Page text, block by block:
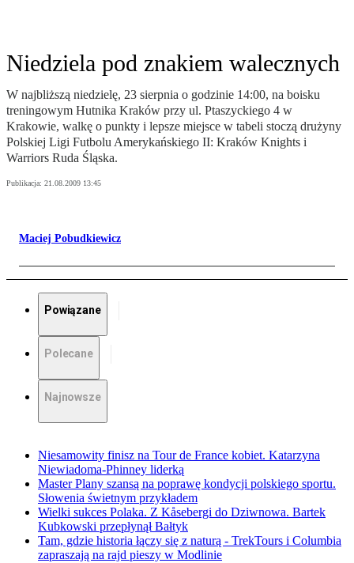
Niedziela pod znakiem walecznych
W najbliższą niedzielę, 23 sierpnia o godzinie 14:00, na boisku
treningowym Hutnika Kraków przy ul. Ptaszyckiego 4 w
Krakowie, walkę o punkty i lepsze miejsce w tabeli stoczą drużyny
Polskiej Ligi Futbolu Amerykańskiego II: Kraków Knights i
Warriors Ruda Śląska.
Publikacja: 21.08.2009 13:45
Maciej Pobudkiewicz
Powiązane
Polecane
Najnowsze
Niesamowity finisz na Tour de France kobiet. Katarzyna
Niewiadoma-Phinney liderką
Master Plany szansą na poprawę kondycji polskiego sportu.
Słowenia świetnym przykładem
Wielki sukces Polaka. Z Kåsebergi do Dziwnowa. Bartek
Kubkowski przepłynął Bałtyk
Tam, gdzie historia łączy się z naturą - TrekTours i Columbia
zapraszają na rajd pieszy w Modlinie